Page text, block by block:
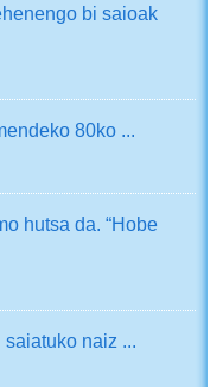
bi saioak
80ko ...
hutsa da. “Hobe
naiz ...